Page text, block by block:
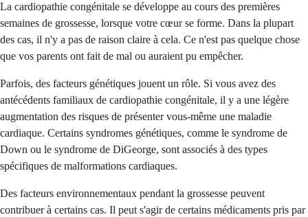
La cardiopathie congénitale se développe au cours des premières
semaines de grossesse, lorsque votre cœur se forme. Dans la plupart
des cas, il n'y a pas de raison claire à cela. Ce n'est pas quelque chose
que vos parents ont fait de mal ou auraient pu empêcher.
Parfois, des facteurs génétiques jouent un rôle. Si vous avez des
antécédents familiaux de cardiopathie congénitale, il y a une légère
augmentation des risques de présenter vous-même une maladie
cardiaque. Certains syndromes génétiques, comme le syndrome de
Down ou le syndrome de DiGeorge, sont associés à des types
spécifiques de malformations cardiaques.
Des facteurs environnementaux pendant la grossesse peuvent
contribuer à certains cas. Il peut s'agir de certains médicaments pris par